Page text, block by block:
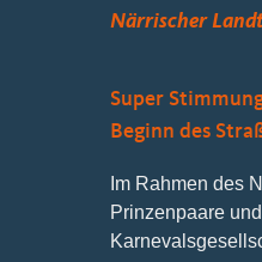
Närrischer
Super
Beginn des
Im Rahmen des
Prinzenpaare